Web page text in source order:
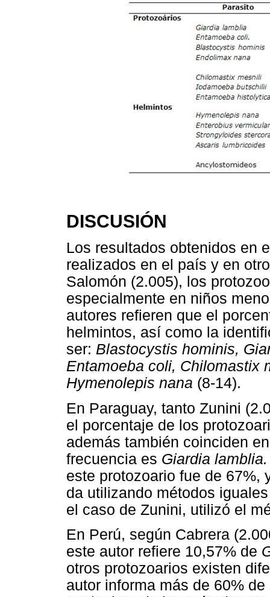
DISCUSIÓN
Los resultados obtenidos en
realizados en el país y en
Salomón (2.005), los
especialmente en niños
autores refieren que el
helmintos, así como la
ser: Blastocystis hominis,
Entamoeba coli, Chilomastix
Hymenolepis nana (8-14).
En Paraguay, tanto Zunini
el porcentaje de los
además también coinciden
frecuencia es Giardia lamblia.
este protozoario fue de 67%,
da utilizando métodos
el caso de Zunini, utilizó el
En Perú, según Cabrera
este autor refiere 10,57% de
otros protozoarios existen
autor informa más de 60% de